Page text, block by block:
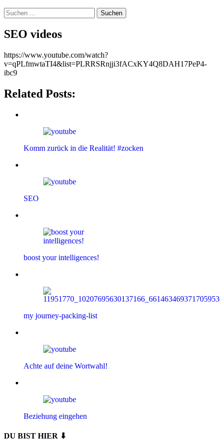
Suchen
nach:
SEO videos
https://www.youtube.com/watch?
v=qPLfmwtaTI4&list=PLRRSRnjji3fACxKY4Q8DAH17PeP4-
ibc9
Related Posts:
Komm zurück in die Realität! #zocken
SEO
boost your intelligences!
my journey-packing-list
Achte auf deine Wortwahl!
Beziehung eingehen
DU BIST HIER ⬇